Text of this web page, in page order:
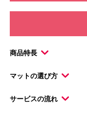
商品特長
マットの選び方
サービスの流れ